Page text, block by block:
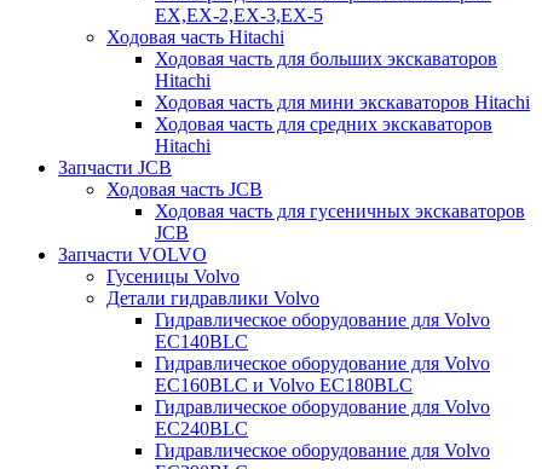
EX,EX-2,EX-3,EX-5
Ходовая часть Hitachi
Ходовая часть для больших экскаваторов
Hitachi
Ходовая часть для мини экскаваторов Hitachi
Ходовая часть для средних экскаваторов
Hitachi
Запчасти JCB
Ходовая часть JCB
Ходовая часть для гусеничных экскаваторов
JCB
Запчасти VOLVO
Гусеницы Volvo
Детали гидравлики Volvo
Гидравлическое оборудование для Volvo
EC140BLC
Гидравлическое оборудование для Volvo
EC160BLC и Volvo EC180BLC
Гидравлическое оборудование для Volvo
EC240BLC
Гидравлическое оборудование для Volvo